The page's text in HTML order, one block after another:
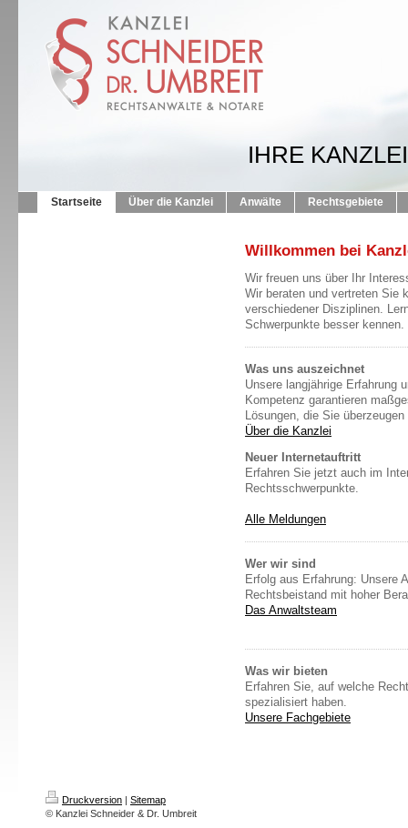
IHRE
Startseite Über die Kanzlei Anwälte Rechtsgebiete
Willkommen bei
Wir freuen uns über Ihr
Wir beraten und vertreten Sie
verschiedener Disziplinen.
Schwerpunkte besser kennen.
Was uns auszeichnet
Unsere langjährige Erfahrung
Kompetenz garantieren
Lösungen, die Sie überzeugen
Über die Kanzlei
Neuer Internetauftritt
Erfahren Sie jetzt auch im
Rechtsschwerpunkte.
Alle Meldungen
Wer wir sind
Erfolg aus Erfahrung: Unsere
Rechtsbeistand mit hoher
Das Anwaltsteam
Was wir bieten
Erfahren Sie, auf welche
spezialisiert haben.
Unsere Fachgebiete
Druckversion | Sitemap
© Kanzlei Schneider & Dr. Umbreit